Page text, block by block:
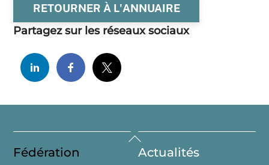
RETOURNER À L'ANNUAIRE
Partagez sur les réseaux sociaux
Back
To
Fédération Actualités